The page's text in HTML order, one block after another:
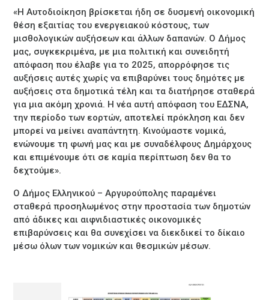
«Η Αυτοδιοίκηση βρίσκεται ήδη σε δυσμενή οικονομική
θέση εξαιτίας του ενεργειακού κόστους, των
μισθολογικών αυξήσεων και άλλων δαπανών. Ο Δήμος
μας, συγκεκριμένα, με μια πολιτική και συνειδητή
απόφαση που έλαβε για το 2025, απορρόφησε τις
αυξήσεις αυτές χωρίς να επιβαρύνει τους δημότες με
αυξήσεις στα δημοτικά τέλη και τα διατήρησε σταθερά
για μια ακόμη χρονιά. Η νέα αυτή απόφαση του ΕΔΣΝΑ,
την περίοδο των εορτών, αποτελεί πρόκληση και δεν
μπορεί να μείνει αναπάντητη. Κινούμαστε νομικά,
ενώνουμε τη φωνή μας και με συναδέλφους Δημάρχους
και επιμένουμε ότι σε καμία περίπτωση δεν θα το
δεχτούμε».
Ο Δήμος Ελληνικού – Αργυρούπολης παραμένει
σταθερά προσηλωμένος στην προστασία των δημοτών
από άδικες και αιφνιδιαστικές οικονομικές
επιβαρύνσεις και θα συνεχίσει να διεκδικεί το δίκαιο
μέσω όλων των νομικών και θεσμικών μέσων.